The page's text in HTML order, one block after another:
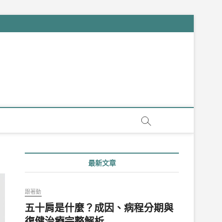
最新文章
跟著動
五十肩是什麼？成因、病程分期與